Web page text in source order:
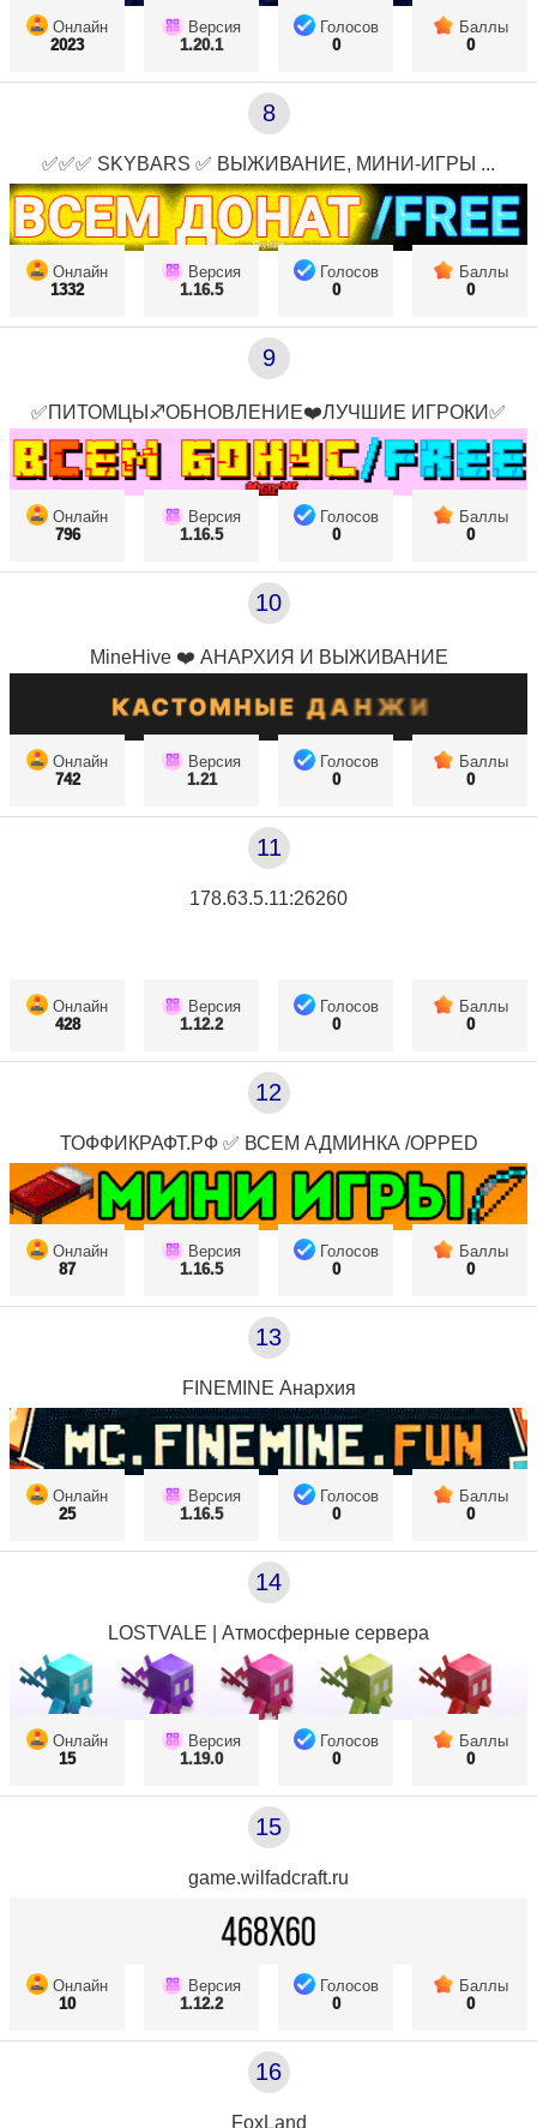
Онлайн
2023
Версия
1.20.1
Голосов
0
Баллы
0
8
✅✅✅ SKYBARS ✅ ВЫЖИВАНИЕ, МИНИ-ИГРЫ ...
Онлайн
1332
Версия
1.16.5
Голосов
0
Баллы
0
9
✅ПИТОМЦЫ♐ОБНОВЛЕНИЕ❤️ЛУЧШИЕ ИГРОКИ✅
Онлайн
796
Версия
1.16.5
Голосов
0
Баллы
0
10
MineHive ❤️ АНАРХИЯ И ВЫЖИВАНИЕ
Онлайн
742
Версия
1.21
Голосов
0
Баллы
0
11
178.63.5.11:26260
Онлайн
428
Версия
1.12.2
Голосов
0
Баллы
0
12
ТОФФИКРАФТ.РФ ✅ ВСЕМ АДМИНКА /OPPED
Онлайн
87
Версия
1.16.5
Голосов
0
Баллы
0
13
FINEMINE Анархия
Онлайн
25
Версия
1.16.5
Голосов
0
Баллы
0
14
LOSTVALE | Атмосферные сервера
Онлайн
15
Версия
1.19.0
Голосов
0
Баллы
0
15
game.wilfadcraft.ru
Онлайн
10
Версия
1.12.2
Голосов
0
Баллы
0
16
FoxLand